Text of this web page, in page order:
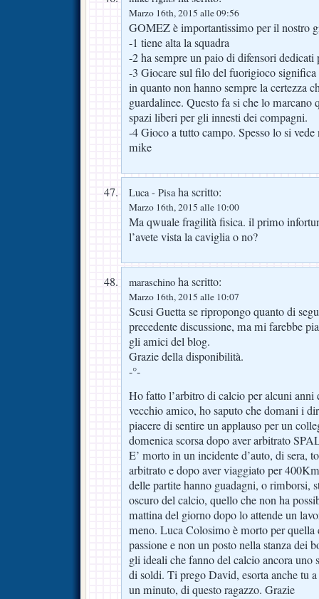
Marzo 16th, 2015 alle 09:56
GOMEZ è importantissimo per il nostro
-1 tiene alta la squadra
-2 ha sempre un paio di difensori dedicati
-3 Giocare sul filo del fuorigioco significa
in quanto non hanno sempre la certezza
guardalinee. Questo fa si che lo marcano
spazi liberi per gli innesti dei compagni.
-4 Gioco a tutto campo. Spesso lo si
mike
Luca - Pisaha scritto:
Marzo 16th, 2015 alle 10:00
Ma qwuale fragilità fisica. il primo
l’avete vista la caviglia o no?
maraschino ha scritto:
Marzo 16th, 2015 alle 10:07
Scusi Guetta se ripropongo quanto di
precedente discussione, ma mi farebbe
gli amici del blog.
Grazie della disponibilità.
-°-
Ho fatto l’arbitro di calcio per alcuni anni
vecchio amico, ho saputo che domani i
piacere di sentire un applauso per un
domenica scorsa dopo aver arbitrato
E’ morto in un incidente d’auto, di sera,
arbitrato e dopo aver viaggiato per
delle partite hanno guadagni, o rimborsi,
oscuro del calcio, quello che non ha
mattina del giorno dopo lo attende un
meno. Luca Colosimo è morto per quella
passione e non un posto nella stanza dei
gli ideali che fanno del calcio ancora uno
di soldi. Ti prego David, esorta anche tu
un minuto, di questo ragazzo. Grazie